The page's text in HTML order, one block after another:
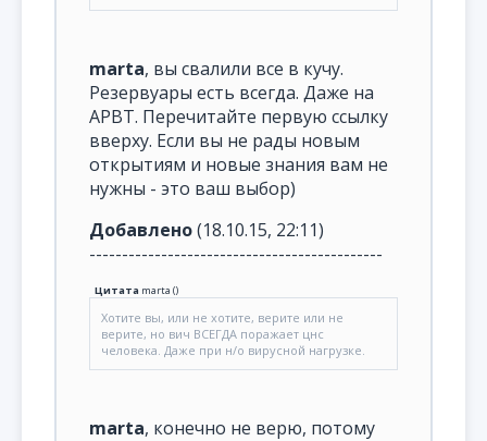
marta, вы свалили все в кучу.
Резервуары есть всегда. Даже на
АРВТ. Перечитайте первую ссылку
вверху. Если вы не рады новым
открытиям и новые знания вам не
нужны - это ваш выбор)
Добавлено(18.10.15, 22:11)
---------------------------------------------
Цитата marta ()
Хотите вы, или не хотите, верите или не
верите, но вич ВСЕГДА поражает цнс
человека. Даже при н/о вирусной нагрузке.
marta, конечно не верю, потому